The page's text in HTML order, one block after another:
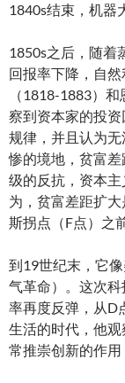
1840s结束，机器
1850s之后，随着
回报率下降，自
（1818-1883）
察到资本家的投
规律，并且认为
惨的境地，贫富
级的反抗，资本
为，贫富差距扩
斯拐点（F点）之
到19世纪末，它
气革命）。这次
率再度反弹，从D
生活的时代，他
常推崇创新的作用